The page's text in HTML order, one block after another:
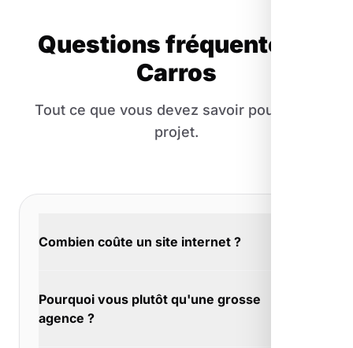
Questions fréquentes à
Carros
Tout ce que vous devez savoir pour votre
projet.
Combien coûte un site internet ?
nous avons accompagné des créateurs
d'entreprise avec 500€ comme des PME avec
Pourquoi vous plutôt qu'une grosse
agence ?